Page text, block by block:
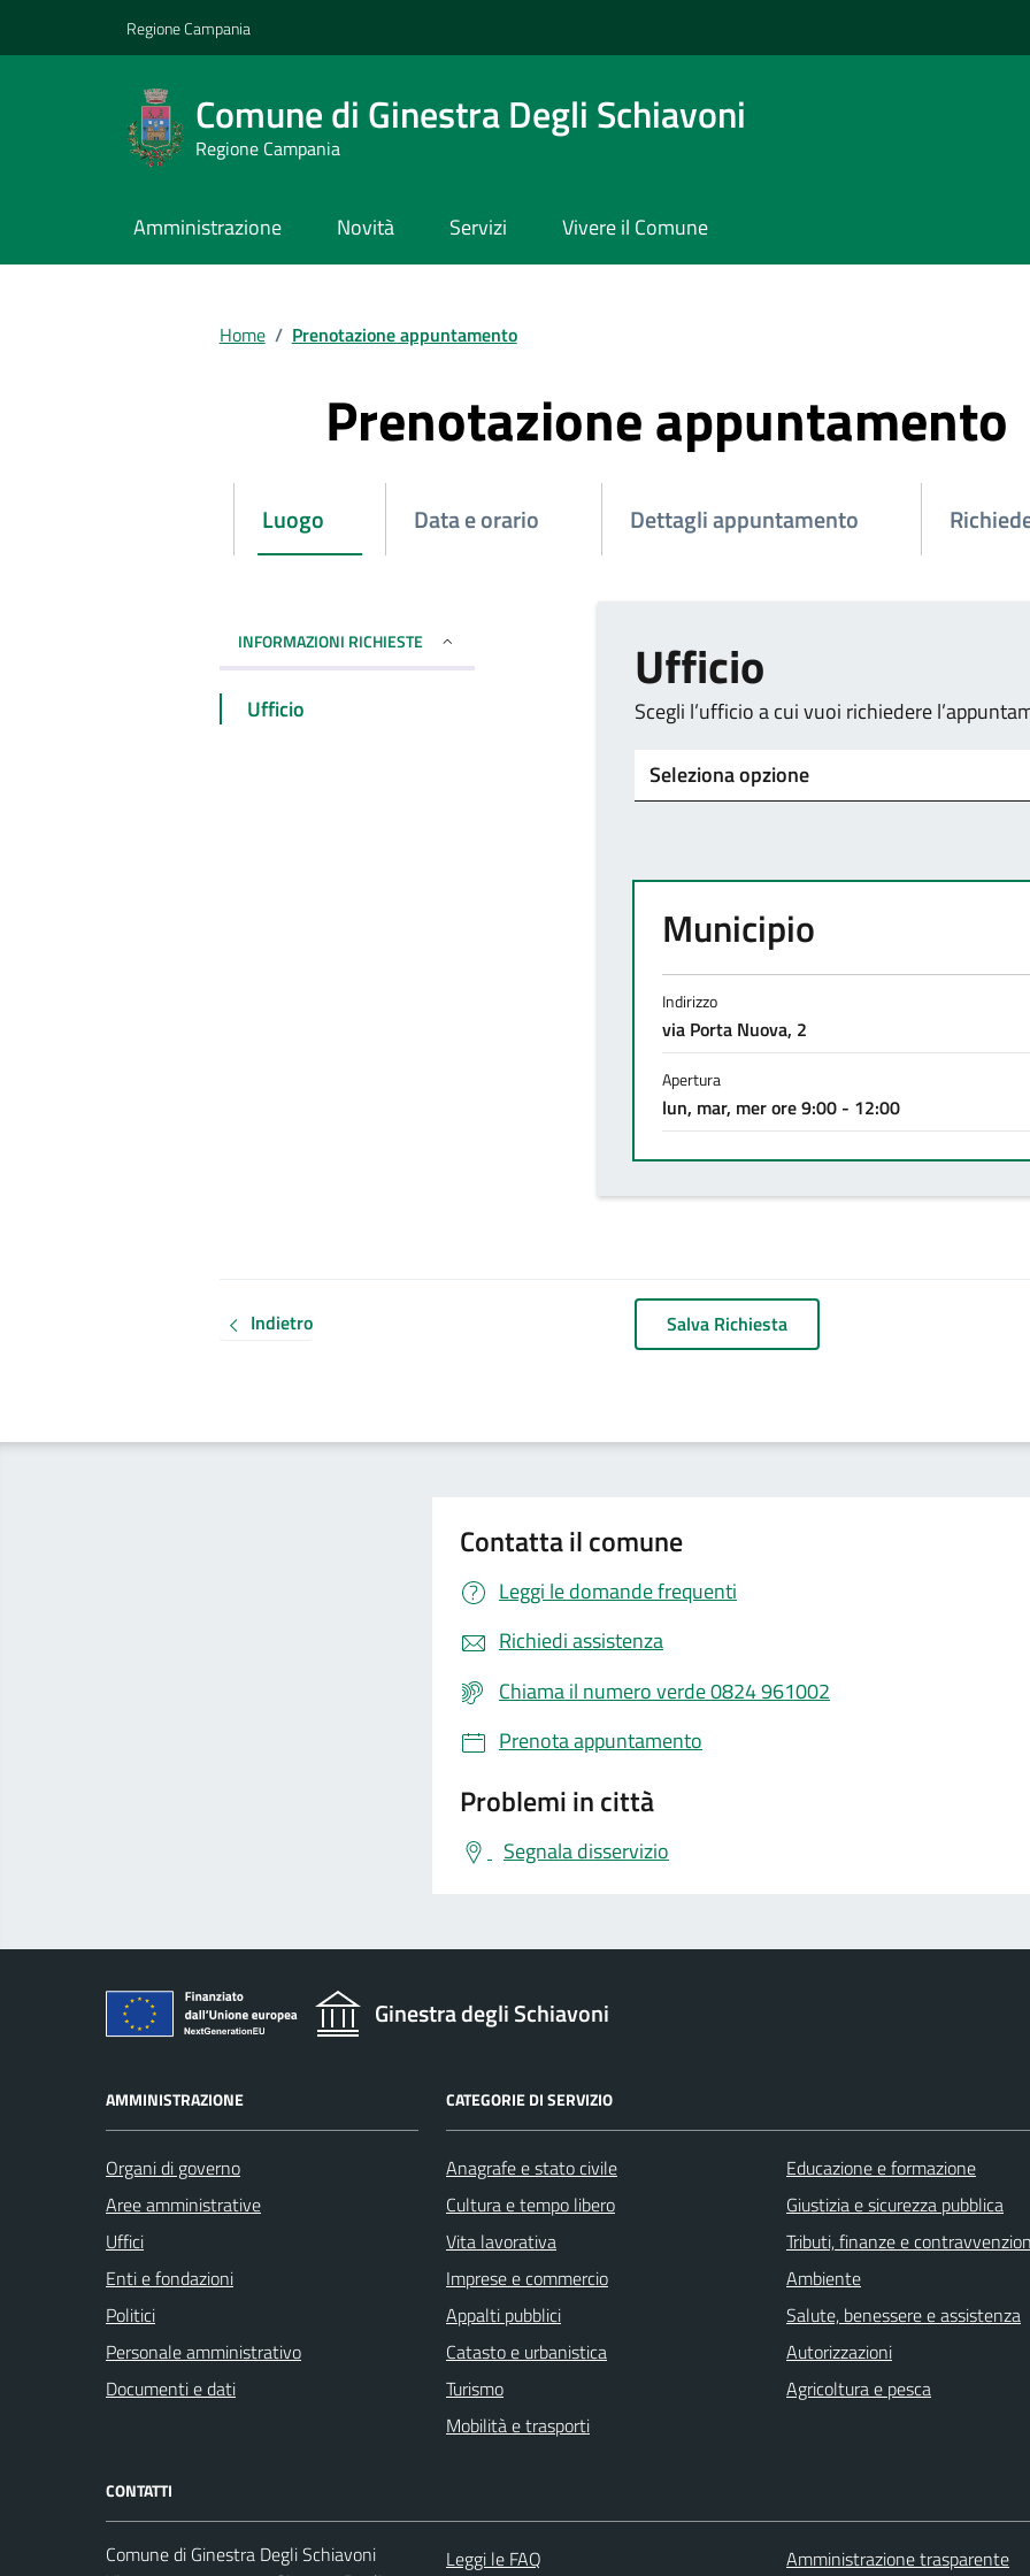
Regione Campania
Comune di Ginestra Degli Schiavoni
Regione Campania
Amministrazione Novità Servizi Vivere il Comune
Home / Prenotazione appuntamento
Prenotazione appuntamento
LuogoAttivo Data e orario Dettagli appuntamento
INFORMAZIONI RICHIESTE
Ufficio
Ufficio
Scegli l’ufficio a cui vuoi richiedere
Seleziona un ufficio
Municipio
Indirizzo
via Porta Nuova, 2
Apertura
lun, mar, mer ore 9:00 - 12:00
Indietro Salva Richiesta
Contatta il comune
Leggi le domande frequenti
Richiedi assistenza
Chiama il numero verde 0824 961002
Prenota appuntamento
Problemi in città
Segnala disservizio
Ginestra degli Schiavoni
AMMINISTRAZIONE
Organi di governo
Aree amministrative
Uffici
Enti e fondazioni
Politici
Personale amministrativo
Documenti e dati
CATEGORIE DI SERVIZIO
Anagrafe e stato civile
Cultura e tempo libero
Vita lavorativa
Imprese e commercio
Appalti pubblici
Catasto e urbanistica
Turismo
Mobilità e trasporti
Educazione e formazione
Giustizia e sicurezza pubblica
Tributi, finanze e
Ambiente
Salute, benessere e assistenza
Autorizzazioni
Agricoltura e pesca
CONTATTI
Comune di Ginestra Degli Schiavoni
Leggi le FAQ Amministrazione trasparente